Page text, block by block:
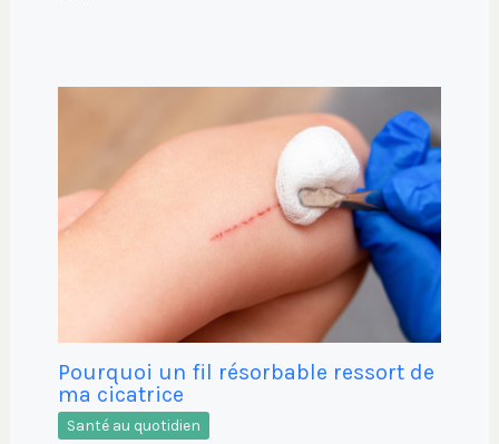
Pourquoi un fil résorbable ressort de
ma cicatrice
Santé au quotidien